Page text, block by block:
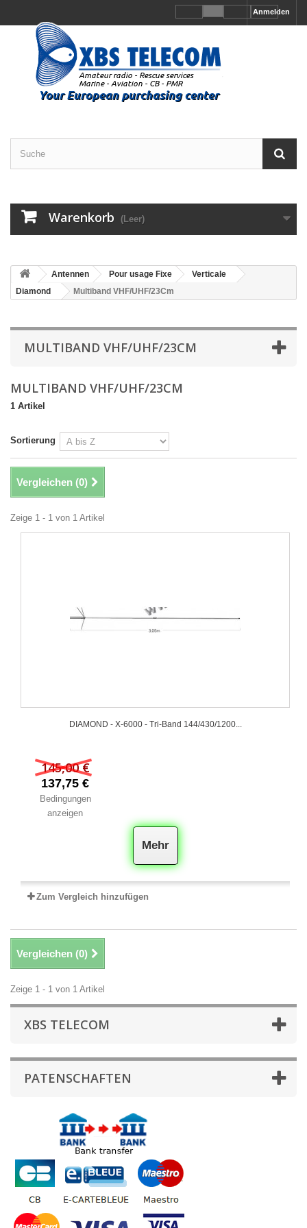
Anmelden
Warenkorb (Leer)
Antennen Pour usage Fixe
Verticale
Diamond
Multiband VHF/UHF/23Cm
MULTIBAND VHF/UHF/23CM
MULTIBAND VHF/UHF/23CM
1 Artikel
Sortierung
Vergleichen (0)
Zeige 1 - 1 von 1 Artikel
DIAMOND - X-6000 - Tri-Band 144/430/1200...
145,00 €
137,75 €
Bedingungen
anzeigen
Mehr
Zum Vergleich hinzufügen
Vergleichen (0)
Zeige 1 - 1 von 1 Artikel
XBS TELECOM
PATENSCHAFTEN